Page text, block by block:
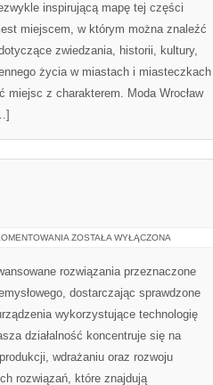
inspirującą mapę tej części
miejscem, w którym można znaleźć
zwiedzania, historii, kultury,
życia w miastach i miasteczkach
miejsc z charakterem. Moda Wrocław
ENERGETYKA
ZOSTAŁA WYŁĄCZONA
rozwiązania przeznaczone
dostarczając sprawdzone
wykorzystujące technologię
działalność koncentruje się na
wdrażaniu oraz rozwoju
rozwiązań, które znajdują